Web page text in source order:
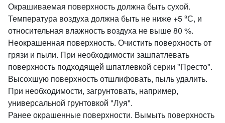
Окрашиваемая поверхность должна быть сухой.
Температура воздуха должна быть не ниже +5 ºС, и
относительная влажность воздуха не выше 80 %.
Неокрашенная поверхность. Очистить поверхность от
грязи и пыли. При необходимости зашпатлевать
поверхность подходящей шпатлевкой серии "Престо".
Высохшую поверхность отшлифовать, пыль удалить.
При необходимости, загрунтовать, например,
универсальной грунтовкой "Луя".
Ранее окрашенные поверхности. Вымыть поверхность